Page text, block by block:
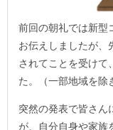
前回の朝礼では新型
お伝えしましたが、
されてことを受けて
た。（一部地域を除
突然の発表で皆さん
が、自分自身や家族